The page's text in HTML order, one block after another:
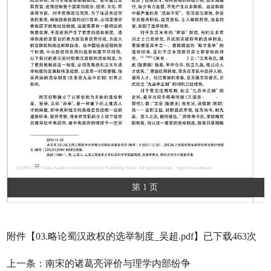
第 1 页
附件【03.略论蜀汉政权的选举制度_吴超.pdf】已下载463次
上一条：南宋的诸葛亮评价与理学内部纷争